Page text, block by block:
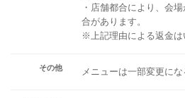
・店舗都合により、会
合があります。
※上記理由による返金は
その他 メニューは一部変更に